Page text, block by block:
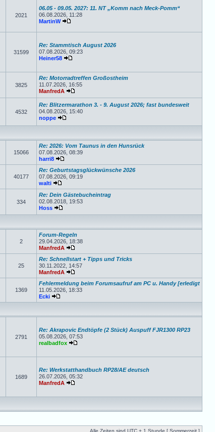
2021
06.05 - 09.05. 2027: 11. NT „Komm nach Meck-Pomm“
06.08.2026, 11:28
MartinW
31599
Re: Stammtisch August 2026
07.08.2026, 09:23
Heiner58
3825
Re: Motorradtreffen Großostheim
11.07.2026, 16:55
ManfredA
4532
Re: Blitzermarathon 3. - 9. August 2026; fast bundesweit
04.08.2026, 15:40
noppe
15066
Re: 2026: Vom Taunus in den Hunsrück
07.08.2026, 08:39
harri8
40177
Re: Geburtstagsglückwünsche 2026
07.08.2026, 09:19
walti
334
Re: Dein Gästebucheintrag
02.08.2018, 19:53
Hoss
2
Forum-Regeln
29.04.2026, 18:38
ManfredA
25
Re: Schnellstart + Tipps und Tricks
30.11.2022, 14:57
ManfredA
1369
Fehlermeldung beim Forumsaufruf am PC u. Handy [erledigt
11.05.2026, 18:33
Ecki
2791
Re: Akrapovic Endtöpfe (2 Stück) Auspuff FJR1300 RP23
05.08.2026, 07:53
realbadfox
1689
Re: Werkstatthandbuch RP28/AE deutsch
26.07.2026, 05:32
ManfredA
Alle Zeiten sind UTC + 1 Stunde [ Sommerzeit ]